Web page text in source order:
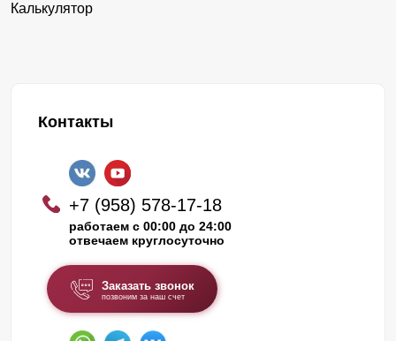
Калькулятор
Контакты
+7 (958) 578-17-18
работаем с 00:00 до 24:00
отвечаем круглосуточно
Заказать звонок
позвоним за наш счет